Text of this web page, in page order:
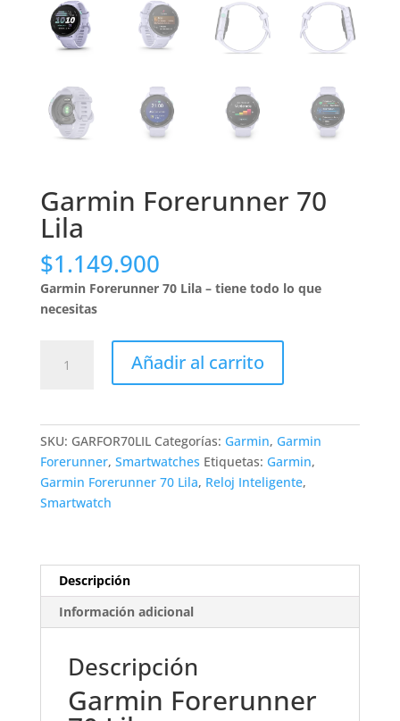
Garmin Forerunner 70
Lila
$1.149.900
Garmin Forerunner 70 Lila – tiene todo lo que
necesitas
Forerunner
Añadir al carrito
SKU: GARFOR70LIL Categorías: Garmin, Garmin
Forerunner, Smartwatches Etiquetas: Garmin,
Garmin Forerunner 70 Lila, Reloj Inteligente,
Smartwatch
Descripción
Información adicional
Descripción
Garmin Forerunner